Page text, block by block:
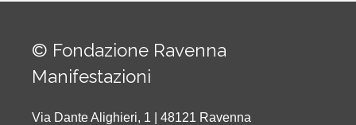
© Fondazione Ravenna
Manifestazioni
Via Dante Alighieri, 1 | 48121 Ravenna